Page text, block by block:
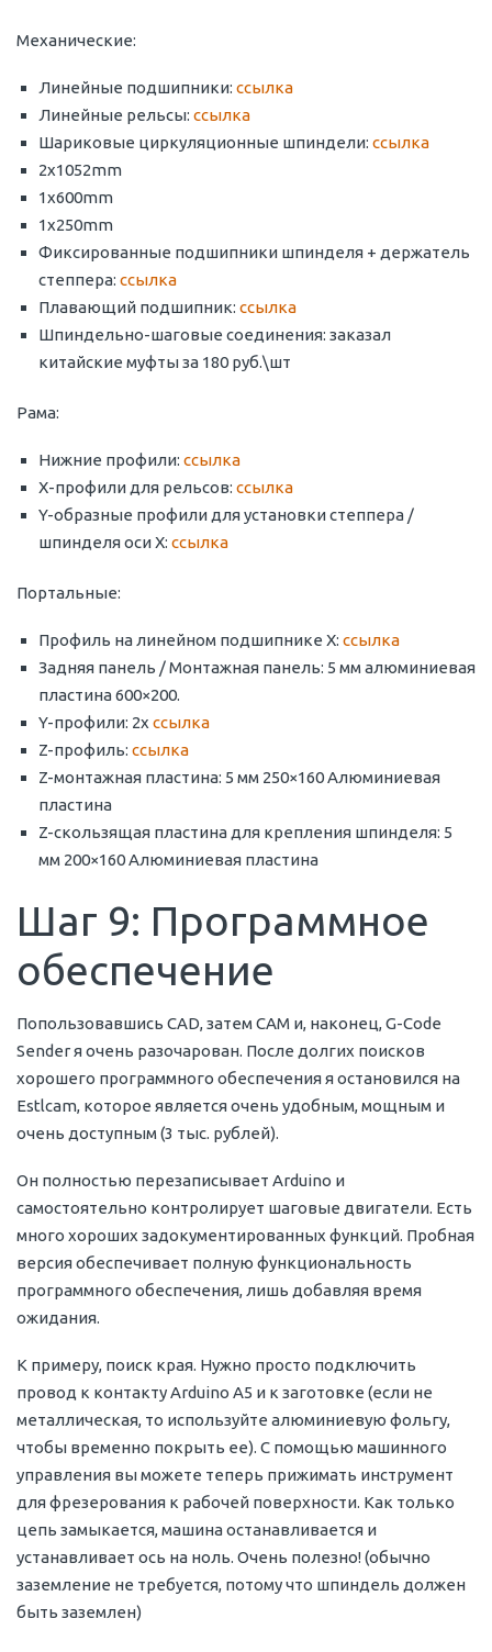
Механические:
Линейные подшипники: ссылка
Линейные рельсы: ссылка
Шариковые циркуляционные шпиндели: ссылка
2x1052mm
1x600mm
1x250mm
Фиксированные подшипники шпинделя + держатель
степпера: ссылка
Плавающий подшипник: ссылка
Шпиндельно-шаговые соединения: заказал
китайские муфты за 180 руб.\шт
Рама:
Нижние профили: ссылка
Х-профили для рельсов: ссылка
Y-образные профили для установки степпера /
шпинделя оси X: ссылка
Портальные:
Профиль на линейном подшипнике X: ссылка
Задняя панель / Монтажная панель: 5 мм алюминиевая
пластина 600×200.
Y-профили: 2x ссылка
Z-профиль: ссылка
Z-монтажная пластина: 5 мм 250×160 Алюминиевая
пластина
Z-скользящая пластина для крепления шпинделя: 5
мм 200×160 Алюминиевая пластина
Шаг 9: Программное
обеспечение
Попользовавшись CAD, затем CAM и, наконец, G-Code
Sender я очень разочарован. После долгих поисков
хорошего программного обеспечения я остановился на
Estlcam, которое является очень удобным, мощным и
очень доступным (3 тыс. рублей).
Он полностью перезаписывает Arduino и
самостоятельно контролирует шаговые двигатели. Есть
много хороших задокументированных функций. Пробная
версия обеспечивает полную функциональность
программного обеспечения, лишь добавляя время
ожидания.
К примеру, поиск края. Нужно просто подключить
провод к контакту Arduino A5 и к заготовке (если не
металлическая, то используйте алюминиевую фольгу,
чтобы временно покрыть ее). С помощью машинного
управления вы можете теперь прижимать инструмент
для фрезерования к рабочей поверхности. Как только
цепь замыкается, машина останавливается и
устанавливает ось на ноль. Очень полезно! (обычно
заземление не требуется, потому что шпиндель должен
быть заземлен)